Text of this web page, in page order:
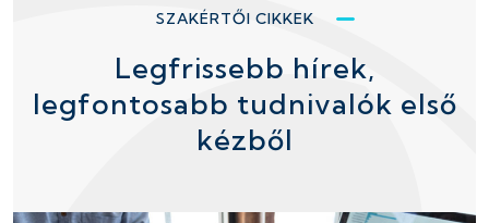
SZAKÉRTŐI CIKKEK
Legfrissebb hírek,
legfontosabb tudnivalók első
kézből